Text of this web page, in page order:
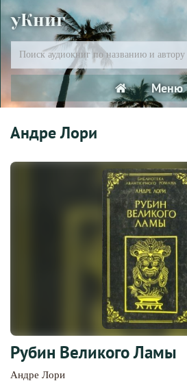
уКниг
Меню
Андре Лори
Рубин Великого Ламы
Андре Лори